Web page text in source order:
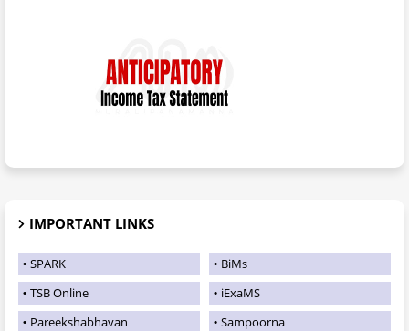
IMPORTANT LINKS
SPARK
BiMs
TSB Online
iExaMS
Pareekshabhavan
Sampoorna